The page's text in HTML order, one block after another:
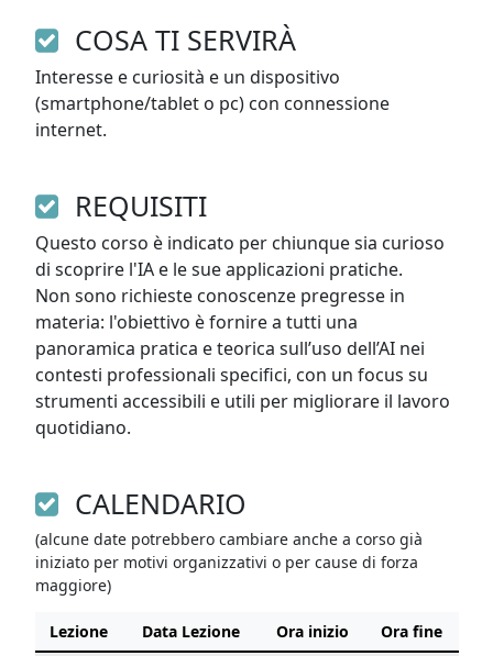
COSA TI SERVIRÀ
Interesse e curiosità e un dispositivo
(smartphone/tablet o pc) con connessione
internet.
REQUISITI
Questo corso è indicato per chiunque sia curioso
di scoprire l'IA e le sue applicazioni pratiche.
Non sono richieste conoscenze pregresse in
materia: l'obiettivo è fornire a tutti una
panoramica pratica e teorica sull’uso dell’AI nei
contesti professionali specifici, con un focus su
strumenti accessibili e utili per migliorare il lavoro
quotidiano.
CALENDARIO
(alcune date potrebbero cambiare anche a corso già
iniziato per motivi organizzativi o per cause di forza
maggiore)
Lezione Data Lezione Ora inizio
Ora fine